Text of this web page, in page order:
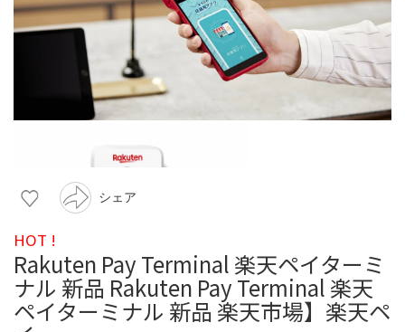
シェア
HOT !
Rakuten Pay Terminal 楽天ペイターミ
ナル 新品 Rakuten Pay Terminal 楽天
ペイターミナル 新品 楽天市場】楽天ペ